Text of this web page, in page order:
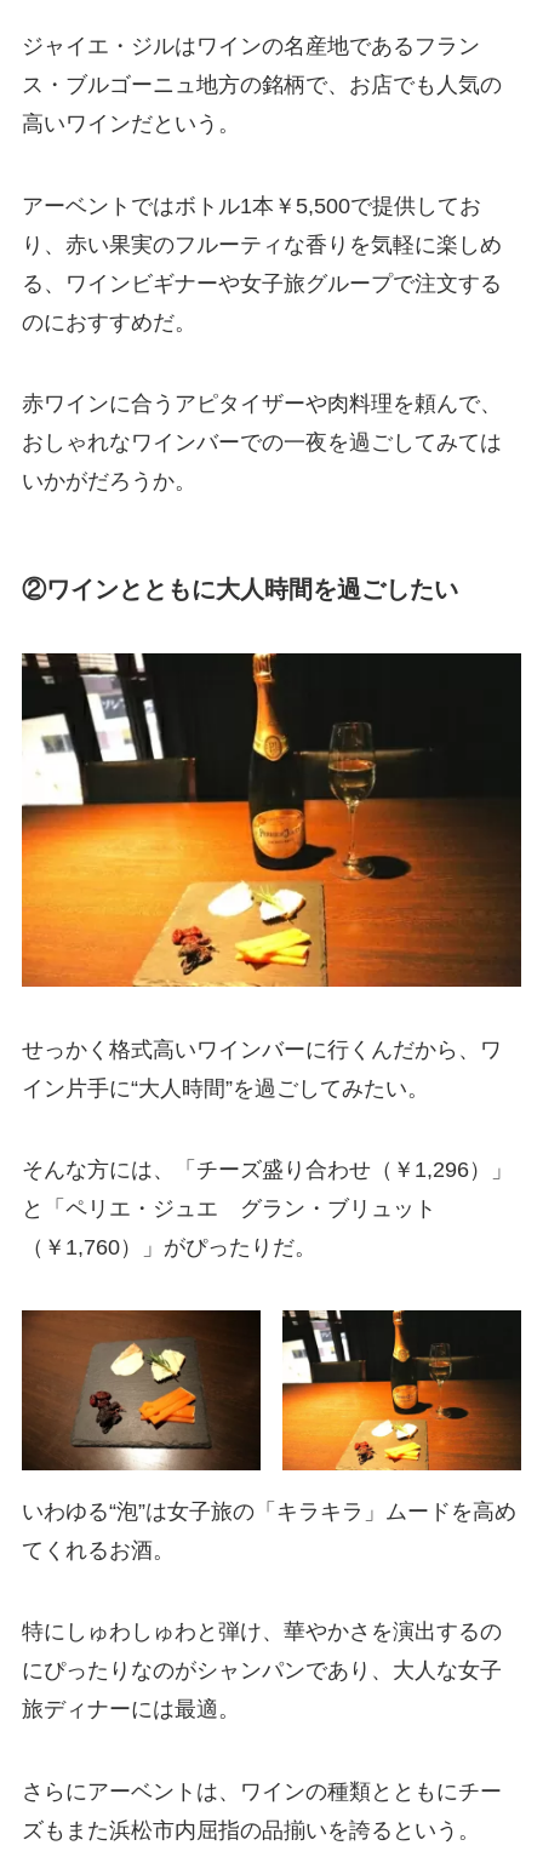
ジャイエ・ジルはワインの名産地であるフラン
ス・ブルゴーニュ地方の銘柄で、お店でも人気の
高いワインだという。
アーベントではボトル1本￥5,500で提供してお
り、赤い果実のフルーティな香りを気軽に楽しめ
る、ワインビギナーや女子旅グループで注文する
のにおすすめだ。
赤ワインに合うアピタイザーや肉料理を頼んで、
おしゃれなワインバーでの一夜を過ごしてみては
いかがだろうか。
②ワインとともに大人時間を過ごしたい
せっかく格式高いワインバーに行くんだから、ワ
イン片手に“大人時間”を過ごしてみたい。
そんな方には、「チーズ盛り合わせ（￥1,296）」
と「ペリエ・ジュエ グラン・ブリュット
（￥1,760）」がぴったりだ。
いわゆる“泡”は女子旅の「キラキラ」ムードを高め
てくれるお酒。
特にしゅわしゅわと弾け、華やかさを演出するの
にぴったりなのがシャンパンであり、大人な女子
旅ディナーには最適。
さらにアーベントは、ワインの種類とともにチー
ズもまた浜松市内屈指の品揃いを誇るという。